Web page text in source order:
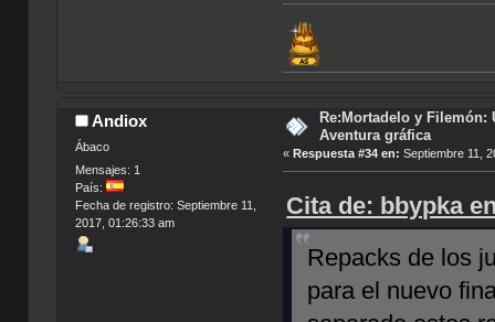
Andiox
Ábaco
Mensajes: 1
País:
Fecha de registro: Septiembre 11,
2017, 01:26:33 am
Re:Mortadelo y Filemón:
Aventura gráfica
« Respuesta #34 en: Septiembre 11,
Cita de: bbypka
Repacks de los
para el nuevo